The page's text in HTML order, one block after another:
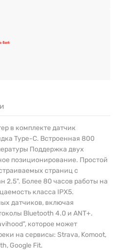
в комплекте датчик
Type-C. Встроенная 800
Поддержка двух
позиционирование. Простой
страниц с
2.5". Более 80 часов работы на
класса IPX5.
датчиков, включая
Bluetooth 4.0 и ANT+.
которое может
на сервисы: Strava, Komoot,
Google Fit.